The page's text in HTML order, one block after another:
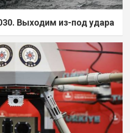
Выходим из-под удара